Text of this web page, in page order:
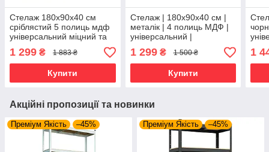
Стелаж 180х90х40 см
сріблястий 5 полиць мдф
універсальний міцний та
оцинкований з металу не
псує підлогу
1 299 ₴ 1 883 ₴
Купити
Стелаж | 180х90х40 см |
металік | 4 полиць МДФ |
універсальний |
оцинкований | міцний | не
псує підлогу
1 299₴ 1 500 ₴
Купити
1
Акційні пропозиції та новинки
Преміум Якість –45% Преміум Якість –45%